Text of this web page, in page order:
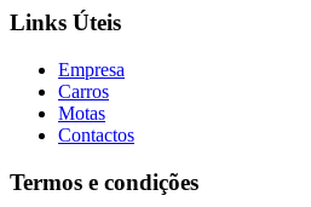
Links Úteis
Empresa
Carros
Motas
Contactos
Termos e condições